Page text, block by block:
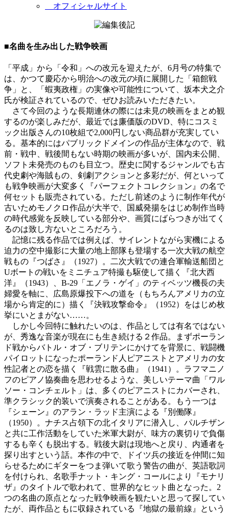
オフィシャルサイト
■名曲を生み出した戦争映画
「平成」から「令和」への改元を迎えたが、6月号の特集で
は、かつて慶応から明治への改元の頃に展開した「箱館戦
争」と、「蝦夷政権」の実像や可能性について、坂本犬之介
氏が検証されているので、ぜひお読みいただきたい。
さて今回のような長期連休の際には未見の映画をまとめ観
するのが楽しみだが、最近では廉価版のDVD、特にコスミ
ック出版さんの10枚組で2,000円しない商品群が充実してい
る。基本的にはパブリックドメインの作品が主体なので、戦
前・戦中、戦後間もない時期の映画が多いが、国内未公開、
ソフト未発売のものも目立つ。歴史に関するジャンルでも古
代史劇や海賊もの、剣劇アクションと多彩だが、何といって
も戦争映画が大変多く『パーフェクトコレクション』の名で
何セットも販売されている。ただし前述のように制作年代が
古いためモノクロ作品が大半で、国威発揚をはじめ制作当時
の時代感覚を反映している部分や、画質にばらつきが出てく
るのは致し方ないところだろう。
記憶に残る作品では例えば、サイレントながら実機による
迫力の空中撮影に大量の地上部隊も登場する一次大戦の航空
戦もの『つばさ』（1927）。二次大戦での連合軍輸送船団と
Uボートの戦いをミニチュア特撮も駆使して描く『北大西
洋』（1943）、B-29「エノラ・ゲイ」のティベッツ機長の夫
婦愛を軸に、広島原爆投下への道を（もちろんアメリカの立
場から肯定的に）描く『決戦攻撃命令』（1952）をはじめ枚
挙にいとまがない……。
しかし今回特に触れたいのは、作品としては有名ではない
が、秀逸な音楽が現在にも生き続ける２作品。まずポーラン
ド戦からバトル・オブ・ブリテンにかけてを背景に、戦闘機
パイロットになったポーランド人ピアニストとアメリカの女
性記者との恋を描く『戦雲に散る曲』（1941）。ラフマニノ
フのピアノ協奏曲を思わせるような、美しいテーマ曲「ワル
ソー・コンチェルト」は、多くのピアニストにカバーされ、
準クラシック的装いで演奏されることがある。もう一つは
『シェーン』のアラン・ラッド主演による『別働隊』
（1950）。ナチス占領下の北イタリアに潜入し、パルチザン
と共に工作活動をしていた米軍大尉が、味方の裏切りで負傷
するも辛くも脱出する。戦後大尉は現地へと戻り、内通者を
探り出すという話。本作の中で、ドイツ兵の接近を仲間に知
らせるためにギターをつま弾いて歌う警告の曲が、英語歌詞
を付けられ、名歌手ナット・キング・コールにより『モナリ
ザ』のタイトルで歌われて、世界的なヒット曲となった。2
つの名曲の原点となった戦争映画を観たいと思って探してい
たが、両作品ともに収録されている『地獄の最前線』という